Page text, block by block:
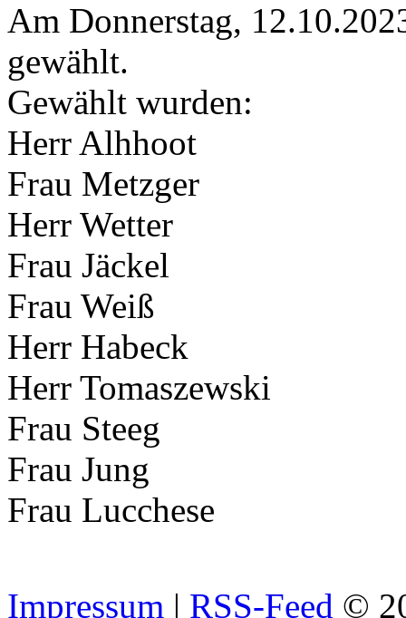
Am Donnerstag,
gewählt.
Gewählt wurden:
Herr Alhhoot
Frau Metzger
Herr Wetter
Frau Jäckel
Frau Weiß
Herr Habeck
Herr Tomaszewski
Frau Steeg
Frau Jung
Frau Lucchese
Impressum | RSS-Feed ©